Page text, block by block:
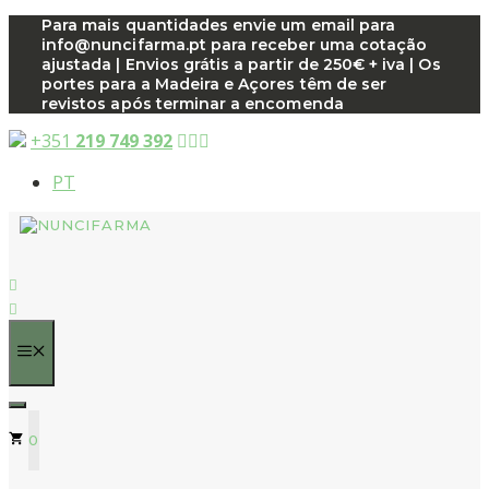
Saltar
para
conteúdo
Para mais quantidades envie um email para
info@nuncifarma.pt para receber uma cotação
ajustada | Envios grátis a partir de 250€ + iva | Os
portes para a Madeira e Açores têm de ser
revistos após terminar a encomenda
+351 219 749 392
PT
0